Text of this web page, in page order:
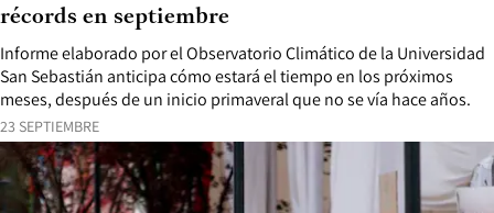
23 SEPTIEMBRE
Informe elaborado por el Observatorio Climático de la Universidad
San Sebastián anticipa cómo estará el tiempo en los próximos
meses, después de un inicio primaveral que no se vía hace años.
récords en septiembre